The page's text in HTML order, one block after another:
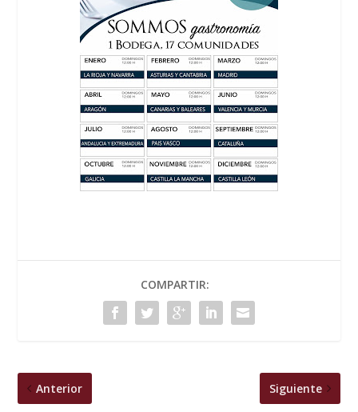
COMPARTIR:
Anterior Siguiente